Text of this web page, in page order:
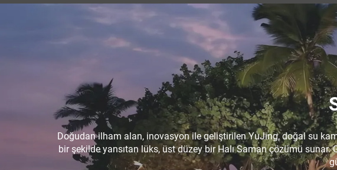
Doğudan ilham alan, inovasyon ile geliştirilen YuJing, doğal su
bir şekilde yansıtan lüks, üst düzey bir Halı Saman çözümü